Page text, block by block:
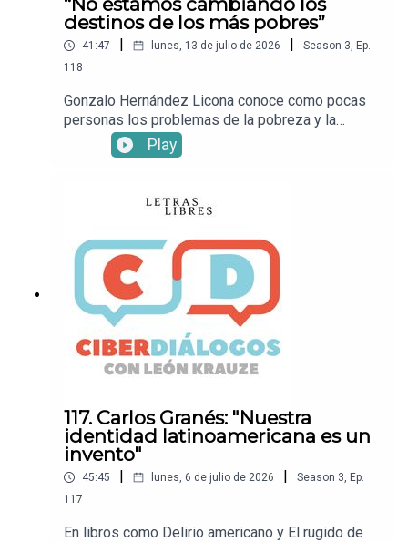
destinos de los más pobres”
41:47 lunes, 13 de julio de 2026 Season 3, Ep.
118
Gonzalo Hernández Licona conoce como pocas
personas los problemas de la pobreza y la
desigualdad. En esta entrevista con León Krauze,
el ex secretario ejecutivo del Coneval, actual
Estudios Espinoza Yglesias, habla sobre la
batalla contra la pobreza, que en México está aún
muy lejos de terminar.Mira este episodio en
YouTub e.• Sigue a León
KrauzeXFacebookInstagramTikTok• Sigue a
Letras LibresSitio
webXFacebookInstagramTikTok• ¡Suscríbete a
Letras Libres!
Play
117. Carlos Granés: "Nuestra
identidad latinoamericana es un
invento"
45:45 lunes, 6 de julio de 2026 Season 3, Ep.
117
En libros como Delirio americano y El rugido de